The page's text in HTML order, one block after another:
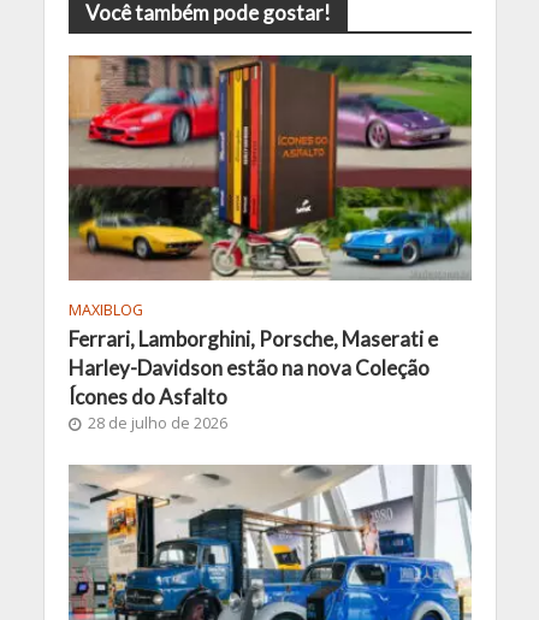
Você também pode gostar!
MAXIBLOG
Ferrari, Lamborghini, Porsche, Maserati e
Harley-Davidson estão na nova Coleção
Ícones do Asfalto
28 de julho de 2026